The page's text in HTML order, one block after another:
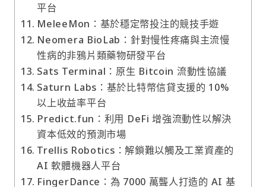
平台
MeleeMon：基於穩定幣投注的競技手遊
Neomera BioLab：針對慢性疼痛與主流慢
性病的非鴉片類藥物研發平台
Sats Terminal：原生 Bitcoin 流動性協議
Saturn Labs：基於比特幣信貸支援的 10%
以上收益率平台
Predict.fun：利用 DeFi 增強流動性以解決
資本低效的預測市場
Trellis Robotics：解鎖難以觸及工業資產的
AI 軟體機器人平台
FingerDance：為 7000 萬聾人打造的 AI 基